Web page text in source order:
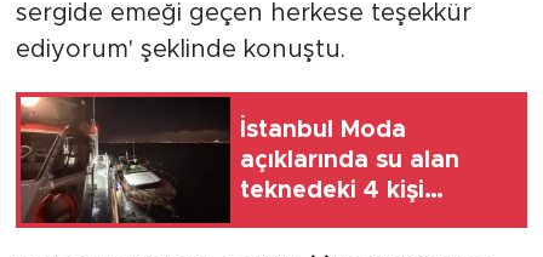
sergide emeği geçen herkese teşekkür
ediyorum' şeklinde konuştu.
İstanbul Moda
açıklarında su alan
teknedeki 4 kişi